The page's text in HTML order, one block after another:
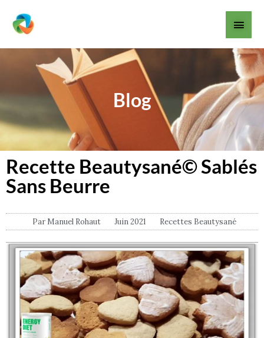
contenu
Blog
Recette Beautysané© Sablés
Sans Beurre
Par Manuel Rohaut Juin 2021 Recettes Beautysané